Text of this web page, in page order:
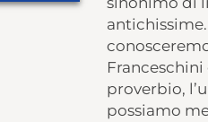
proverbio,
possiamo